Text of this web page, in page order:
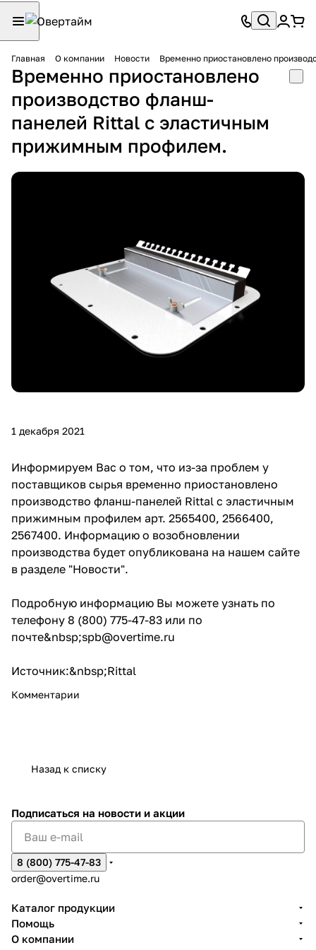
Главная О компании Новости Временно приостановлено
Временно приостановлено
производство фланш-
панелей Rittal с эластичным
прижимным профилем.
1 декабря 2021
Информируем Вас о том, что из-за проблем у
поставщиков сырья временно приостановлено
производство фланш-панелей Rittal с эластичным
прижимным профилем арт. 2565400, 2566400,
2567400. Информацию о возобновлении
производства будет опубликована на нашем сайте
в разделе "Новости".
Подробную информацию Вы можете узнать по
телефону 8 (800) 775-47-83 или по
почте&nbsp;spb@overtime.ru
Источник:&nbsp;Rittal
Комментарии
Назад к списку
Подписаться на новости и акции
8 (800) 775-47-83
order@overtime.ru
Каталог продукции
Помощь
О компании